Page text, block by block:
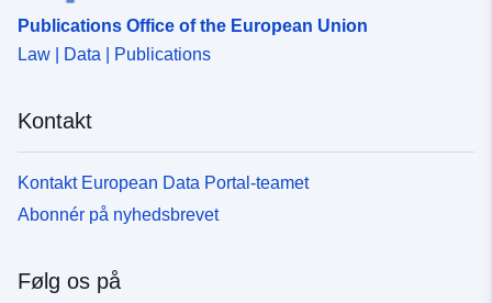
Publications Office of the European Union
Law | Data | Publications
Kontakt
Kontakt European Data Portal-teamet
Abonnér på nyhedsbrevet
Følg os på